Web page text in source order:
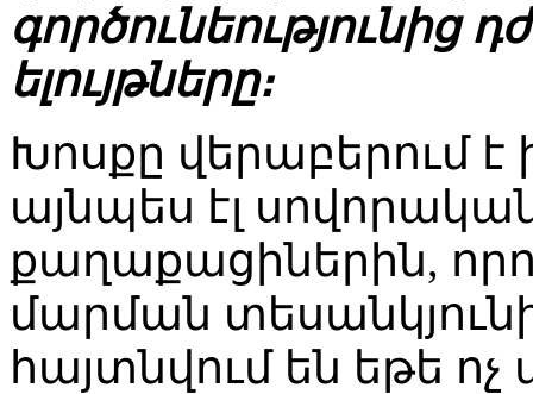
գործունեությունից
ելույթները։
Խոսքը վերաբերում է
այնպես էլ
քաղաքացիներին,
մարման
հայտնվում են եթե